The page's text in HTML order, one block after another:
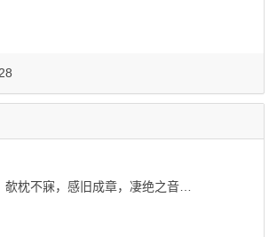
不寐，感旧成章，凄绝之音，几难卒读